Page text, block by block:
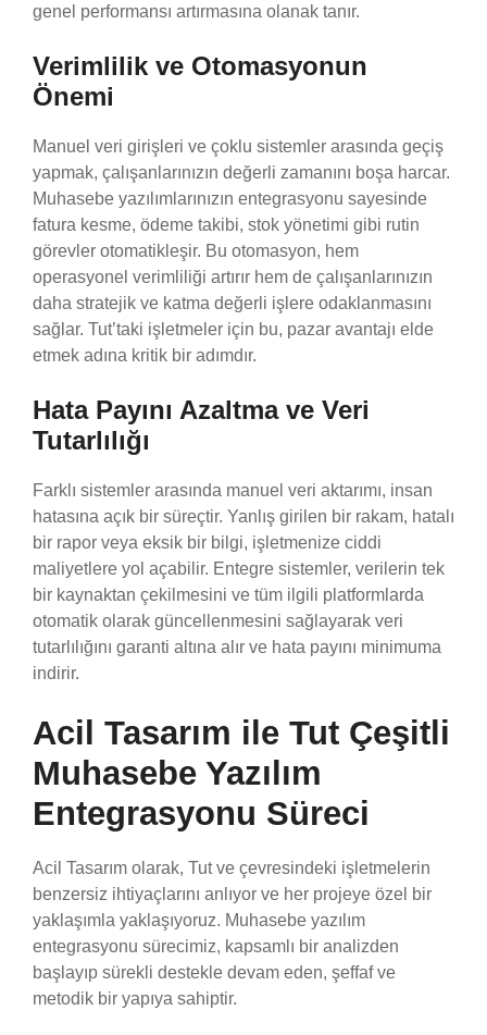
genel performansı artırmasına olanak tanır.
Verimlilik ve Otomasyonun
Önemi
Manuel veri girişleri ve çoklu sistemler arasında geçiş
yapmak, çalışanlarınızın değerli zamanını boşa harcar.
Muhasebe yazılımlarınızın entegrasyonu sayesinde
fatura kesme, ödeme takibi, stok yönetimi gibi rutin
görevler otomatikleşir. Bu otomasyon, hem
operasyonel verimliliği artırır hem de çalışanlarınızın
daha stratejik ve katma değerli işlere odaklanmasını
sağlar. Tut’taki işletmeler için bu, pazar avantajı elde
etmek adına kritik bir adımdır.
Hata Payını Azaltma ve Veri
Tutarlılığı
Farklı sistemler arasında manuel veri aktarımı, insan
hatasına açık bir süreçtir. Yanlış girilen bir rakam, hatalı
bir rapor veya eksik bir bilgi, işletmenize ciddi
maliyetlere yol açabilir. Entegre sistemler, verilerin tek
bir kaynaktan çekilmesini ve tüm ilgili platformlarda
otomatik olarak güncellenmesini sağlayarak veri
tutarlılığını garanti altına alır ve hata payını minimuma
indirir.
Acil Tasarım ile Tut Çeşitli
Muhasebe Yazılım
Entegrasyonu Süreci
Acil Tasarım olarak, Tut ve çevresindeki işletmelerin
benzersiz ihtiyaçlarını anlıyor ve her projeye özel bir
yaklaşımla yaklaşıyoruz. Muhasebe yazılım
entegrasyonu sürecimiz, kapsamlı bir analizden
başlayıp sürekli destekle devam eden, şeffaf ve
metodik bir yapıya sahiptir.